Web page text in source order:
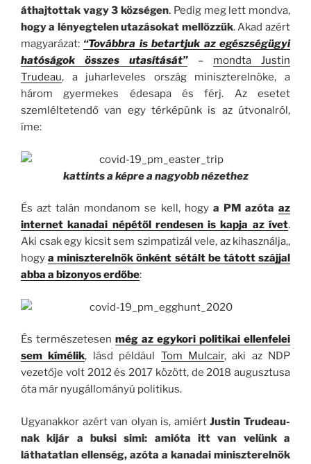
áthajtottak vagy 3 községen. Pedig meg lett mondva,
hogy a lényegtelen utazásokat mellőzzük. Akad azért
magyarázat: “Továbbra is betartjuk az egészségügyi
hatóságok összes utasítását”– mondta Justin
Trudeau, a juharleveles ország miniszterelnöke, a
három gyermekes édesapa és férj. Az esetet
szemléltetendő van egy térképünk is az útvonalról,
íme:
kattints a képre a nagyobb nézethez
És azt talán mondanom se kell, hogy a PM azótaaz
internet kanadai népétől rendesen is kapja az ívet.
Aki csak egy kicsit sem szimpatizál vele, az kihasználja,,
hogya miniszterelnök önként sétált be tátott szájjal
abba a bizonyos erdőbe:
És természetesen még az egykori politikai ellenfelei
sem kímélik, lásd például Tom Mulcair, aki az NDP
vezetője volt 2012 és 2017 között, de 2018 augusztusa
óta már nyugállományú politikus.
Ugyanakkor azért van olyan is, amiértJustin Trudeau-
nak kijár a buksi simi: amióta itt van velünk a
láthatatlan ellenség, azóta a kanadai miniszterelnök